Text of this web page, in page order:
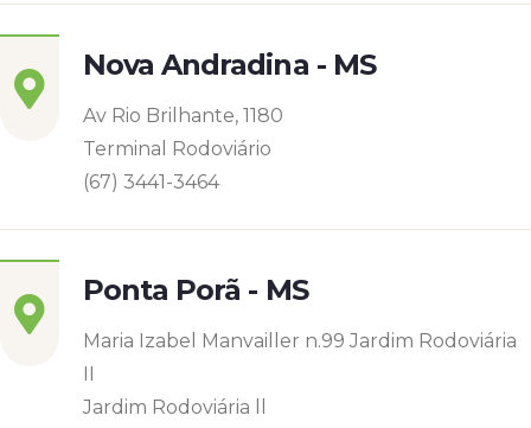
Nova Andradina - MS
Av Rio Brilhante, 1180
Terminal Rodoviário
(67) 3441-3464
Ponta Porã - MS
Maria Izabel Manvailler n.99 Jardim Rodoviária
II
Jardim Rodoviária ll